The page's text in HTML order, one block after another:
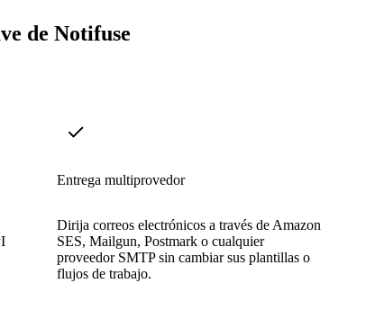
de Notifuse
Entrega multiprovedor
Dirija correos electrónicos a través de Amazon
SES, Mailgun, Postmark o cualquier
proveedor SMTP sin cambiar sus plantillas o
flujos de trabajo.